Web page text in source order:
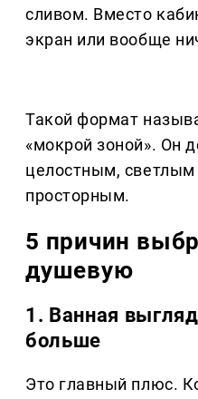
сливом. Вместо
экран или вообще
Такой формат
«мокрой зоной». Он
целостным, светлым
просторным.
5 причин
душевую
1. Ванная
больше
Это главный плюс.